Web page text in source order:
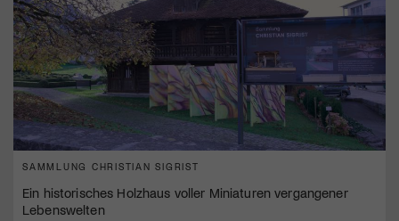
SAMMLUNG CHRISTIAN SIGRIST
Ein historisches Holzhaus voller Miniaturen vergangener
Lebenswelten